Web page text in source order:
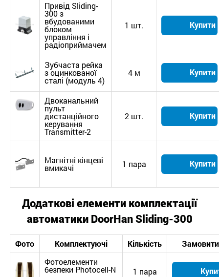
Привід Sliding-
300 з
вбудованими
блоком
управління і
радіоприймачем
1 шт. Купити
Зубчаста рейка
з оцинкованої
сталі (модуль 4)
4 м Купити
Двоканальний
пульт
дистанційного
керування
Transmitter-2
2 шт. Купити
Магнітні кінцеві
вмикачі 1 пара Купити
Додаткові елементи комплектації
автоматики DoorHanSliding-300
Фото Комплектуючі Кількість
Замовити
Фотоелементи
безпеки Photocell-N 1 пара